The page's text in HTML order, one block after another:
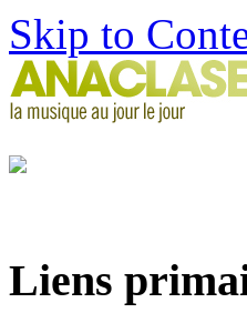
Skip to
Liens